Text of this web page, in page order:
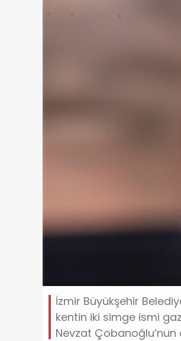
İzmir Büyükşehir
kentin iki simge ismi
Nevzat Çobanoğlu’nun